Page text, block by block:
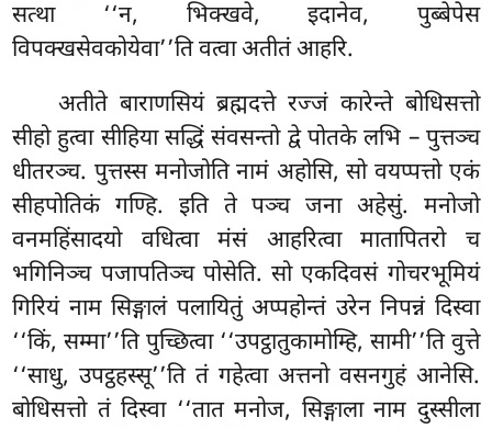
सत्था ‘‘न, भिक्खवे, इदानेव, पुब्बेपेस
विपक्खसेवकोयेवा’’ति वत्वा अतीतं आहरि.
अतीते बाराणसियं ब्रह्मदत्ते रज्जं कारेन्ते बोधिसत्तो
सीहो हुत्वा सीहिया सद्धिं संवसन्तो द्वे पोतके लभि – पुत्तञ्च
धीतरञ्च. पुत्तस्स मनोजोति नामं अहोसि, सो वयप्पत्तो एकं
सीहपोतिकं गण्हि. इति ते पञ्च जना अहेसुं. मनोजो
वनमहिंसादयो वधित्वा मंसं आहरित्वा मातापितरो च
भगिनिञ्च पजापतिञ्च पोसेति. सोएकदिवसं गोचरभूमियं
गिरियं नाम सिङ्गालं पलायितुं अप्पहोन्तं उरेन निपन्नं दिस्वा
‘‘किं, सम्मा’’तिपुच्छित्वा ‘‘उपट्ठातुकामोम्हि, सामी’’ति वुत्ते
‘‘साधु, उपट्ठहस्सू’’ति तं गहेत्वा अत्तनो वसनगुहं आनेसि.
बोधिसत्तो तं दिस्वा ‘‘तात मनोज, सिङ्गाला नाम दुस्सीला